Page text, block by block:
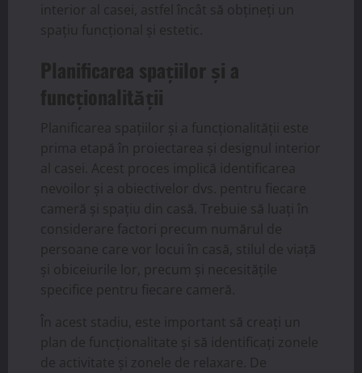
interior al casei, astfel încât să obțineți un
spațiu funcțional și estetic.
Planificarea spațiilor și a
funcționalității
Planificarea spațiilor și a funcționalității este
prima etapă în proiectarea și designul interior
al casei. Acest proces implică identificarea
nevoilor și a obiectivelor dvs. pentru fiecare
cameră și spațiu din casă. Trebuie să luați în
considerare factori precum numărul de
persoane care vor locui în casă, stilul de viață
și obiceiurile lor, precum și necesitățile
specifice pentru fiecare cameră.
În acest stadiu, este important să creați un
plan de funcționalitate și să identificați zonele
de activitate și zonele de relaxare. De